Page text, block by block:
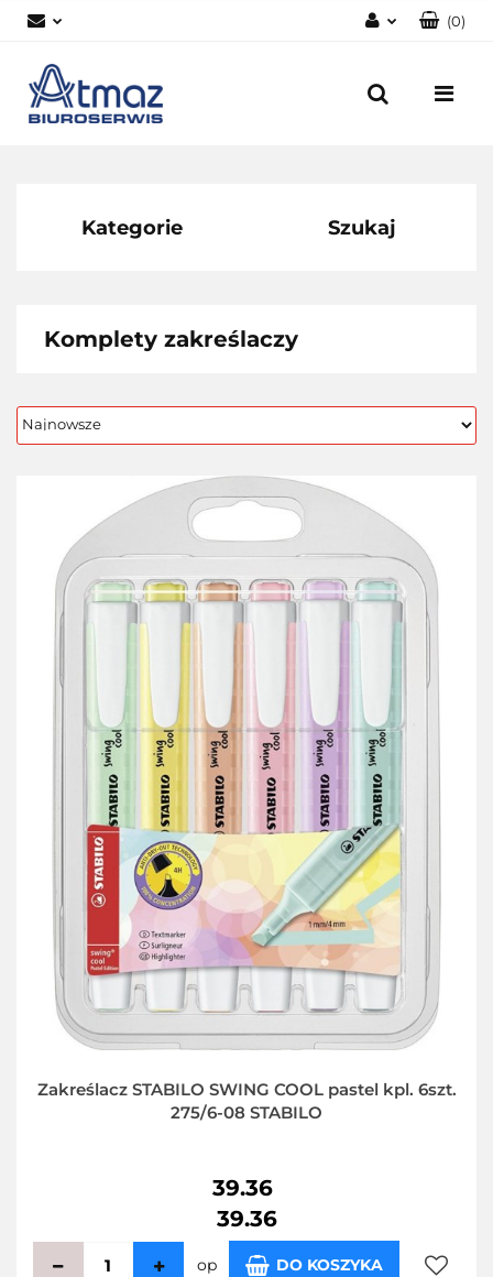
Zarejestruj się
(0)
Kategorie Szukaj
Komplety zakreślaczy
Zakreślacz STABILO SWING COOL pastel kpl. 6szt.
275/6-08 STABILO
39.36
39.36
op DO KOSZYKA